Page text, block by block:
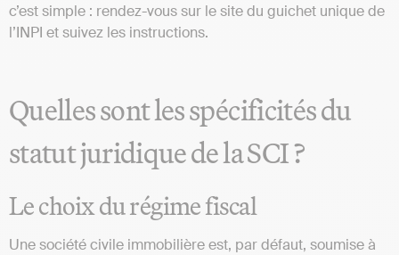
c’est simple : rendez-vous sur le site du guichet unique de
l’INPI et suivez les instructions.
Quelles sont les spécificités du
statut juridique de la SCI ?
Le choix du régime fiscal
Une société civile immobilière est, par défaut, soumise à